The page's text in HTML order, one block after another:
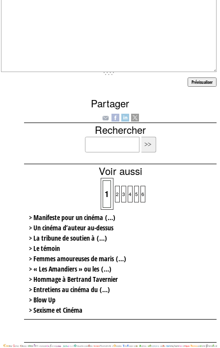
Partager
Rechercher
Voir aussi
1 2 3 4 5 6
> Manifeste pour un cinéma (…)
> Un cinéma d’auteur au-dessus
> La tribune de soutien à (…)
> Le témoin
> Femmes amoureuses de maris (…)
> « Les Amandiers » ou les (…)
> Hommage à Bertrand Tavernier
> Entretiens au cinéma du (…)
> Blow Up
> Sexisme et Cinéma